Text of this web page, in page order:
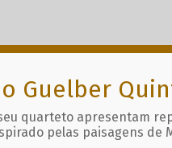
Guelber
quarteto apresentam
pelas paisagens de